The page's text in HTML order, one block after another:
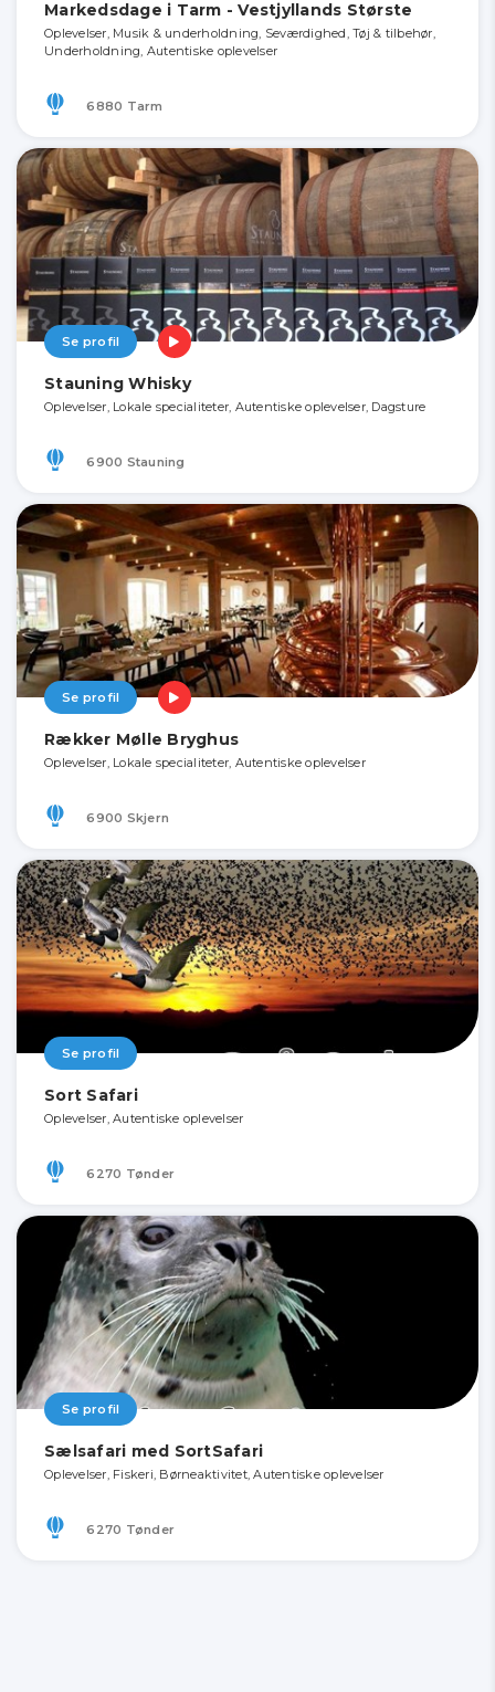
Markedsdage i Tarm - Vestjyllands Største
Oplevelser, Musik & underholdning, Seværdighed, Tøj & tilbehør,
Underholdning, Autentiske oplevelser
6880 Tarm
Se profil
Stauning Whisky
Oplevelser, Lokale specialiteter, Autentiske oplevelser, Dagsture
6900 Stauning
Se profil
Rækker Mølle Bryghus
Oplevelser, Lokale specialiteter, Autentiske oplevelser
6900 Skjern
Se profil
Sort Safari
Oplevelser, Autentiske oplevelser
6270 Tønder
Se profil
Sælsafari med SortSafari
Oplevelser, Fiskeri, Børneaktivitet, Autentiske oplevelser
6270 Tønder